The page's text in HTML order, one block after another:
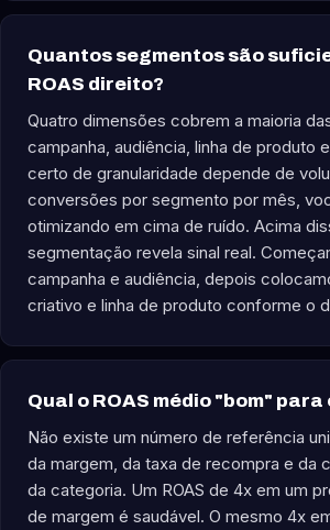
Quantos segmentos são
ROAS direito?
Quatro dimensões cobrem a maioria
campanha, audiência, linha de produto
certo de granularidade depende de
conversões por segmento por mês,
otimizando em cima de ruído. Acima
segmentação revela sinal real.
campanha e audiência, depois
criativo e linha de produto conforme o
Qual o ROAS médio "bom"
Não existe um número de referência
da margem, da taxa de recompra e da
da categoria. Um ROAS de 4x em um
de margem é saudável. O mesmo 4x